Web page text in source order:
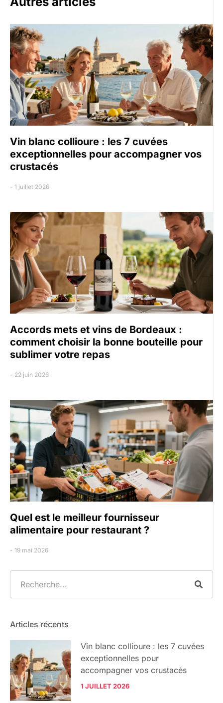
Vin blanc collioure : les 7 cuvées
exceptionnelles pour accompagner vos
crustacés
1 juillet 2026
Accords mets et vins de Bordeaux :
comment choisir la bonne bouteille pour
sublimer votre repas
22 juin 2026
Quel est le meilleur fournisseur
alimentaire pour restaurant ?
19 mai 2026
Articles récents
Vin blanc collioure : les 7 cuvées
exceptionnelles pour
accompagner vos crustacés
1 JUILLET 2026